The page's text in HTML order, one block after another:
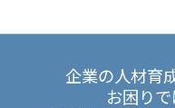
企業の人材育
お困り